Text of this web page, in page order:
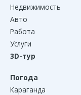
Недвижимость
Авто
Работа
Услуги
3D-тур
Погода
Караганда